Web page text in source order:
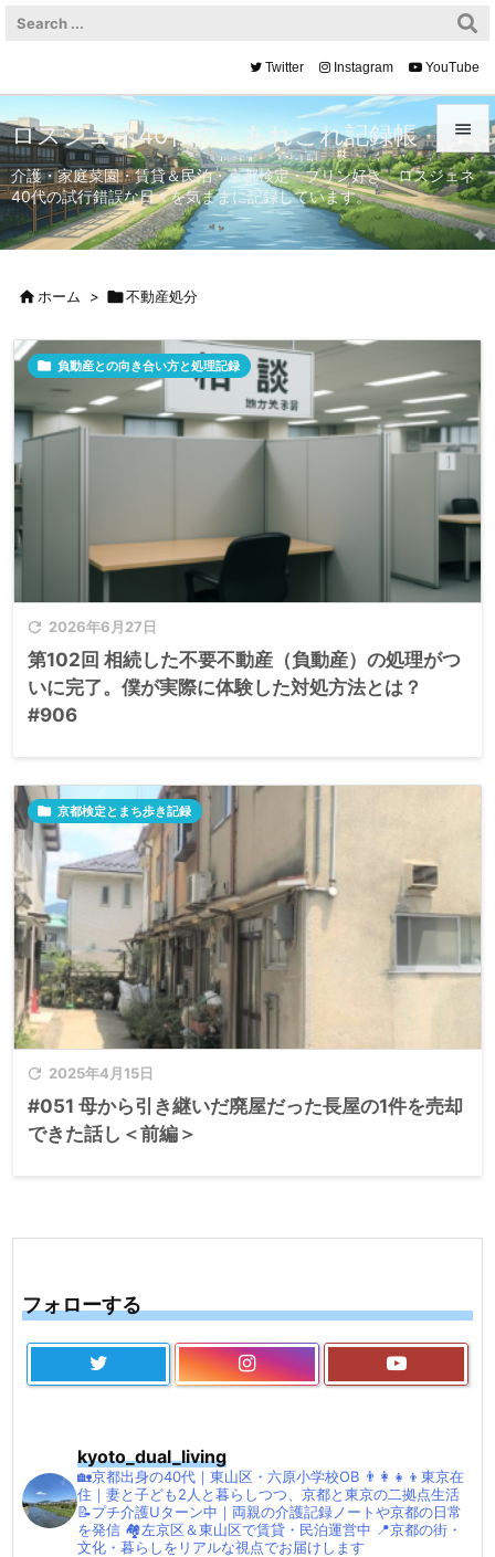


メニュ

サイド


検索
Twitter Instagram YouTube
ロスジェネ40代の、あれこれ記録帳
介護・家庭菜園・賃貸＆民泊・京都検定・プリン好き。ロスジェネ
40代の試行錯誤な日々を気ままに記録しています。
ホーム > 不動産処分
 2026年6月27日
 負動産との向き合い方と処理記録
第102回 相続した不要不動産（負動産）の処理がつ
いに完了。僕が実際に体験した対処方法とは？
#906
 2025年4月15日
 京都検定とまち歩き記録
#051 母から引き継いだ廃屋だった長屋の1件を売却
できた話し＜前編＞
フォローする
kyoto_dual_living
🏡京都出身の40代｜東山区・六原小学校OB 👨‍👩‍👧‍👦東京在
住｜妻と子ども2人と暮らしつつ、京都と東京の二拠点生活
📝プチ介護Uターン中｜両親の介護記録ノートや京都の日常
を発信 🏘左京区＆東山区で賃貸・民泊運営中 📍京都の街・
文化・暮らしをリアルな視点でお届けします